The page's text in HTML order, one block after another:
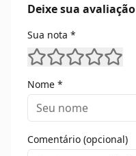
Deixe sua avaliação
Sua nota *
Nome *
Comentário (opcional)